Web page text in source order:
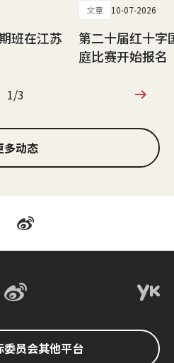
班在江苏
文章 10-07-2026
第二十届红十字
庭比赛开始报名
1/3
1/3
多动态
委员会其他平台